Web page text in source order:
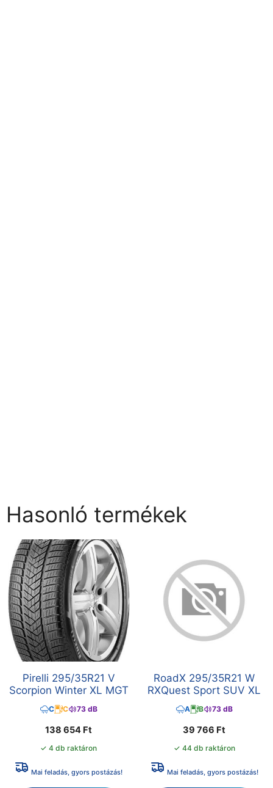
Hasonló termékek
Pirelli 295/35R21 V
Scorpion Winter XL MGT
C C 73 dB
138 654 Ft
✓ 4 db raktáron
Mai feladás, gyors postázás!
RoadX 295/35R21 W
RXQuest Sport SUV XL
A B 73 dB
39 766 Ft
✓ 44 db raktáron
Mai feladás, gyors postázás!